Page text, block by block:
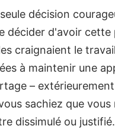
décision
décider d'avoir
craignaient le
à maintenir une
–
sachiez que
dissimulé ou justifié.